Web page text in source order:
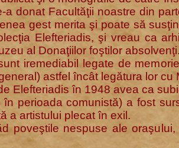
donat Facultăţii noastre din
gest merita şi poate să
Elefteriadis, şi vreau ca
al Donaţiilor foştilor
iremediabil legate de
astfel încât legătura lor
Elefteriadis în 1948 avea ca
perioada comunistă) a fost
a artistului plecat în exil.
poveştile nespuse ale